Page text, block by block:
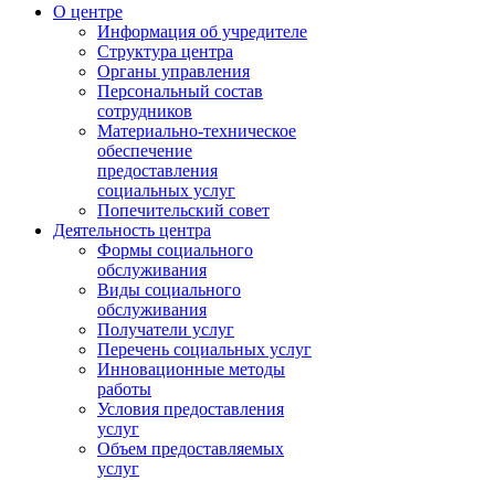
О центре
Информация об учредителе
Структура центра
Органы управления
Персональный состав
сотрудников
Материально-техническое
обеспечение
предоставления
социальных услуг
Попечительский совет
Деятельность центра
Формы социального
обслуживания
Виды социального
обслуживания
Получатели услуг
Перечень социальных услуг
Инновационные методы
работы
Условия предоставления
услуг
Объем предоставляемых
услуг